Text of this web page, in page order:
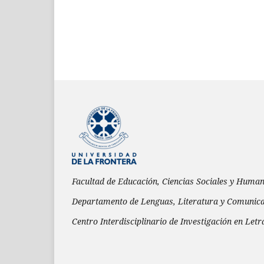
Facultad de Educación, Ciencias Sociales y
Departamento de Lenguas, Literatura y
Centro Interdisciplinario de Investigación en